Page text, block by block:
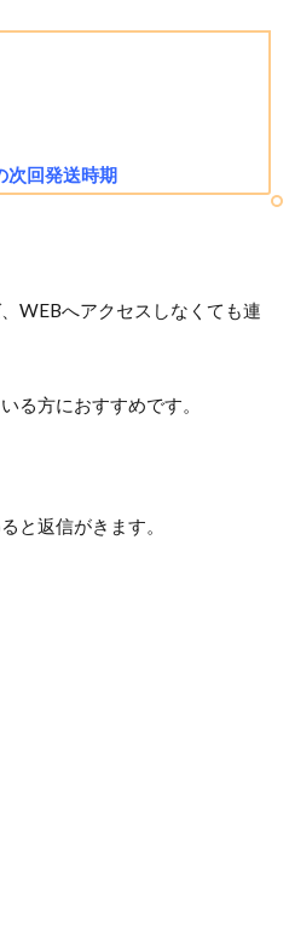
次回発送時期
WEBへアクセスしなくても連
る方におすすめです。
と返信がきます。